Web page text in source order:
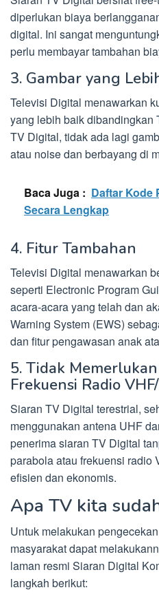
diperlukan biaya
digital. Ini sangat
perlu membayar tambahan
3. Gambar yang
Televisi Digital menawarkan
yang lebih baik dibandingkan
TV Digital, tidak ada lagi
atau noise dan berbayang di
Baca Juga : Daftar Kode
Secara Lengkap
4. Fitur Tambahan
Televisi Digital menawarkan
seperti Electronic Program
acara-acara yang telah dan
Warning System (EWS)
dan fitur pengawasan anak
5. Tidak
Frekuensi Radio
Siaran TV Digital terestrial,
menggunakan antena UHF
penerima siaran TV Digital
parabola atau frekuensi radio
efisien dan ekonomis.
Apa TV kita
Untuk melakukan
masyarakat dapat
laman resmi Siaran Digital
langkah berikut: